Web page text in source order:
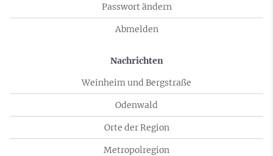
Passwort ändern
Abmelden
Nachrichten
Weinheim und Bergstraße
Odenwald
Orte der Region
Metropolregion